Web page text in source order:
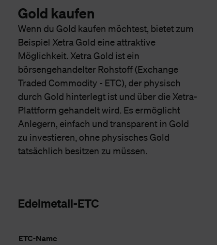
Gold kaufen
Wenn du Gold kaufen möchtest, bietet zum
Beispiel Xetra Gold eine attraktive
Möglichkeit. Xetra Gold ist ein
börsengehandelter Rohstoff (Exchange
Traded Commodity - ETC), der physisch
durch Gold hinterlegt ist und über die Xetra-
Plattform gehandelt wird. Es ermöglicht
Anlegern, einfach und transparent in Gold
zu investieren, ohne physisches Gold
tatsächlich besitzen zu müssen.
Edelmetall-ETC
ETC-Name